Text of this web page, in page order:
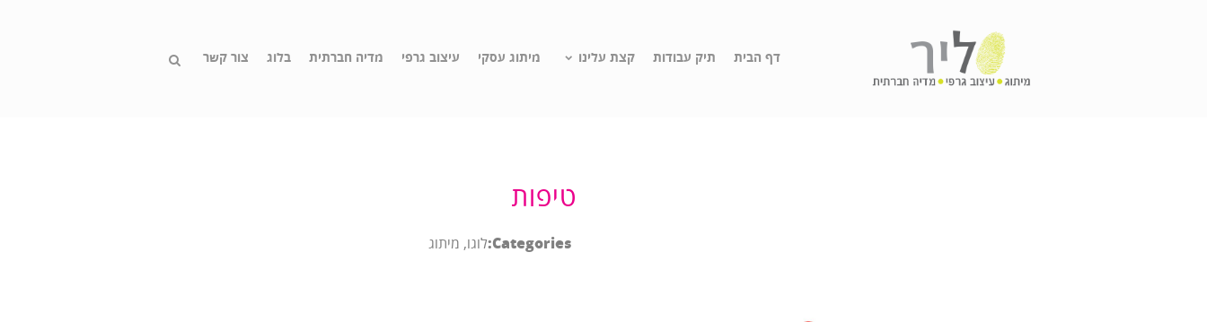
דף הבית תיק עבודות קצת עלינו מיתוג עסקי עיצוב גרפי מדיה חברתית בלוג צור קשר
טיפות
Categories: לוגו, מיתוג